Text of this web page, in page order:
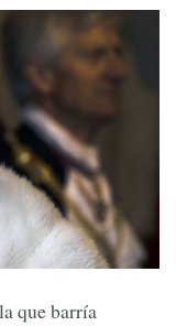
que barría